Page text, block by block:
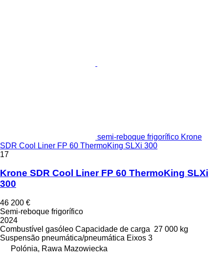
semi-reboque frigorífico Krone
SDR Cool Liner FP 60 ThermoKing SLXi 300
17
Krone SDR Cool Liner FP 60 ThermoKing SLXi
300
46 200 €
Semi-reboque frigorífico
2024
Combustível gasóleo Capacidade de carga 27 000 kg
Suspensão pneumática/pneumática Eixos 3
Polónia, Rawa Mazowiecka